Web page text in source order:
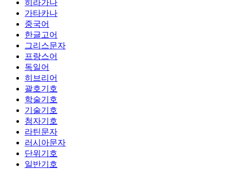
히라가나
가타카나
중국어
한글고어
그리스문자
프랑스어
독일어
히브리어
괄호기호
학술기호
기술기호
첨자기호
라틴문자
러시아문자
단위기호
일반기호